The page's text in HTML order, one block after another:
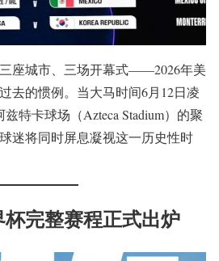
座城市、三场开幕式——2026年美
去的惯例。当大马时间6月12日凌
特卡球场（Azteca Stadium）的聚
迷将同时屏息凝视这一历史性时
完整赛程正式出炉